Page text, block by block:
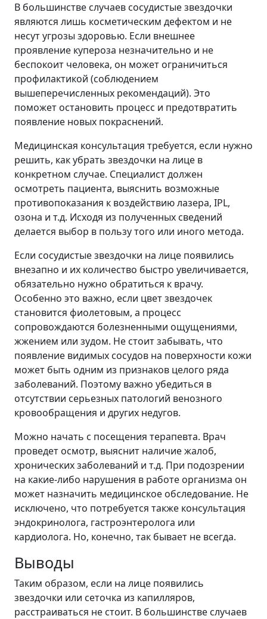
В большинстве случаев сосудистые звездочки
являются лишь косметическим дефектом и не
несут угрозы здоровью. Если внешнее
проявление купероза незначительно и не
беспокоит человека, он может ограничиться
профилактикой (соблюдением
вышеперечисленных рекомендаций). Это
поможет остановить процесс и предотвратить
появление новых покраснений.
Медицинская консультация требуется, если нужно
решить, как убрать звездочки на лице в
конкретном случае. Специалист должен
осмотреть пациента, выяснить возможные
противопоказания к воздействию лазера, IPL,
озона и т.д. Исходя из полученных сведений
делается выбор в пользу того или иного метода.
Если сосудистые звездочки на лице появились
внезапно и их количество быстро увеличивается,
обязательно нужно обратиться к врачу.
Особенно это важно, если цвет звездочек
становится фиолетовым, а процесс
сопровождаются болезненными ощущениями,
жжением или зудом. Не стоит забывать, что
появление видимых сосудов на поверхности кожи
может быть одним из признаков целого ряда
заболеваний. Поэтому важно убедиться в
отсутствии серьезных патологий венозного
кровообращения и других недугов.
Можно начать с посещения терапевта. Врач
проведет осмотр, выяснит наличие жалоб,
хронических заболеваний и т.д. При подозрении
на какие-либо нарушения в работе организма он
может назначить медицинское обследование. Не
исключено, что потребуется также консультация
эндокринолога, гастроэнтеролога или
кардиолога. Но, конечно, так бывает не всегда.
Выводы
Таким образом, если на лице появились
звездочки или сеточка из капилляров,
расстраиваться не стоит. В большинстве случаев